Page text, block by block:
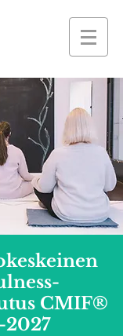
CMIF®️